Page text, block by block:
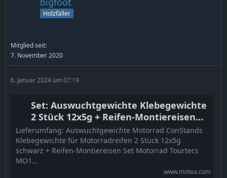
Holzfäller
Mitglied seit:
7. November 2020
6. Januar 2024 um 07:19
Set: Auswuchtgewichte Klebegewichte
2 Stück 12x5g + Reifen-Montiereisen
MO1 Montierhebel
Lieferumfang: Auswuchtgewichte Motorrad ConStands
Klebegewichte für Motorradreifen 2 Stück 12x5g
schwarz + Reifen-Montiereisen Set Motorrad Tourtecs
MO1…
www.motea.com